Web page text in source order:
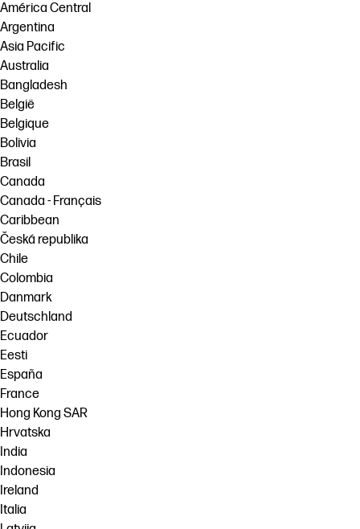
América Central
Argentina
Asia Pacific
Australia
Bangladesh
België
Belgique
Bolivia
Brasil
Canada
Canada - Français
Caribbean
Česká republika
Chile
Colombia
Danmark
Deutschland
Ecuador
Eesti
España
France
Hong Kong SAR
Hrvatska
India
Indonesia
Ireland
Italia